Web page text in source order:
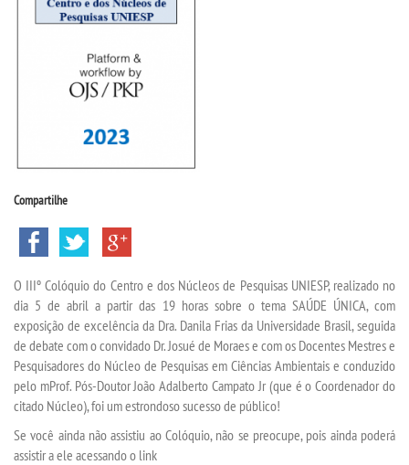
BACHARELADOS
LICENCIATURAS
VESTIBULAR
SEGUNDA GRADUAÇÃO
MATRÍCULA
EDITAL
Compartilhe
O IIIº Colóquio do Centro e dos Núcleos de Pesquisas UNIESP, realizado no
dia 5 de abril a partir das 19 horas sobre o tema SAÚDE ÚNICA, com
exposição de excelência da Dra. Danila Frias da Universidade Brasil, seguida
de debate com o convidado Dr. Josué de Moraes e com os Docentes Mestres e
Pesquisadores do Núcleo de Pesquisas em Ciências Ambientais e conduzido
pelo mProf. Pós-Doutor João Adalberto Campato Jr (que é o Coordenador do
citado Núcleo), foi um estrondoso sucesso de público!
Se você ainda não assistiu ao Colóquio, não se preocupe, pois ainda poderá
assistir a ele acessando o link